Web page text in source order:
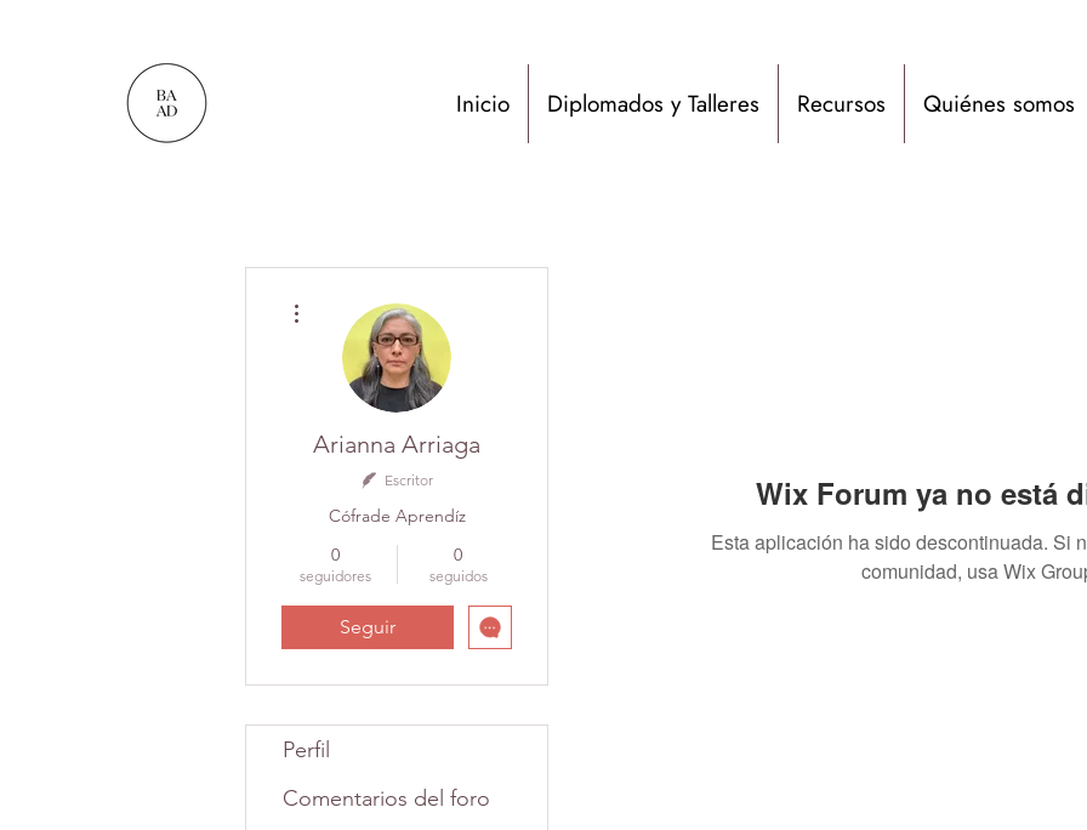
Inicio Diplomados y Talleres Recursos Quiénes somos
Wix Forum ya no está
Esta aplicación ha sido descontinuada. Si
comunidad, usa Wix
Arianna Arriaga
Escritor
Cófrade Aprendíz
0
seguidores
0
seguidos
Seguir
Perfil
Comentarios del foro